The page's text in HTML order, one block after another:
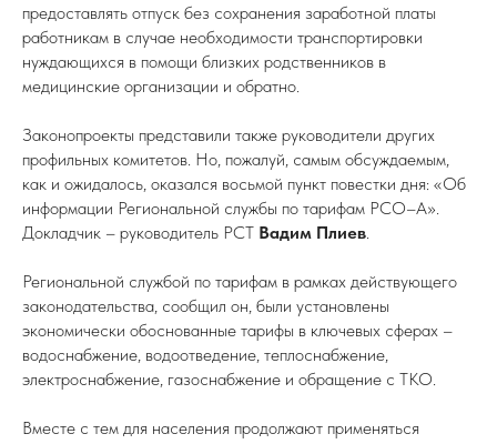
предоставлять отпуск без сохранения заработной платы
работникам в случае необходимости транспортировки
нуждающихся в помощи близких родственников в
медицинские организации и обратно.
Законопроекты представили также руководители других
профильных комитетов. Но, пожалуй, самым обсуждаемым,
как и ожидалось, оказался восьмой пункт повестки дня: «Об
информации Региональной службы по тарифам РСО–А».
Докладчик – руководитель РСТ Вадим Плиев.
Региональной службой по тарифам в рамках действующего
законодательства, сообщил он, были установлены
экономически обоснованные тарифы в ключевых сферах –
водоснабжение, водоотведение, теплоснабжение,
электроснабжение, газоснабжение и обращение с ТКО.
Вместе с тем для населения продолжают применяться